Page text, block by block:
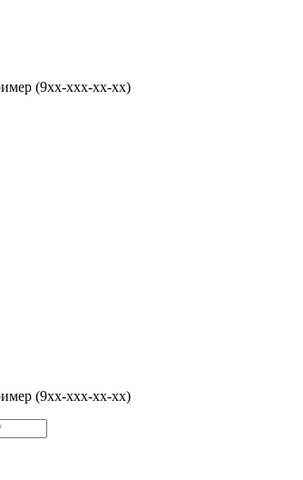
(9хх-ххх-хх-хх)
(9хх-ххх-хх-хх)